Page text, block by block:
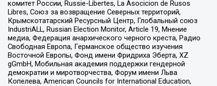
комитет России, Russie-Libertes, La Asocicion de Rusos
Libres, Союз за возвращение Северных территорий,
Крымскотатарский Ресурсный Центр, Глобальный союз
IndustriALL, Russian Election Monitor, Article 19, Мнение
медиа, Федерация анархического черного креста, Радио
Свободная Европа, Германское общество изучения
Восточной Европы, Фонд имени Фридриха Эберта, XZ
gGmbH, Мобильная академия поддержки гендерной
демократии и миротворчества, Форум имени Льва
Копелева, American Councils for International Education,